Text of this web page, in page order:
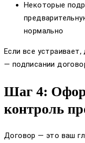
Некоторые
нормально
Если все
— подписании
Шаг 4:
контроль
Договор — это ваш